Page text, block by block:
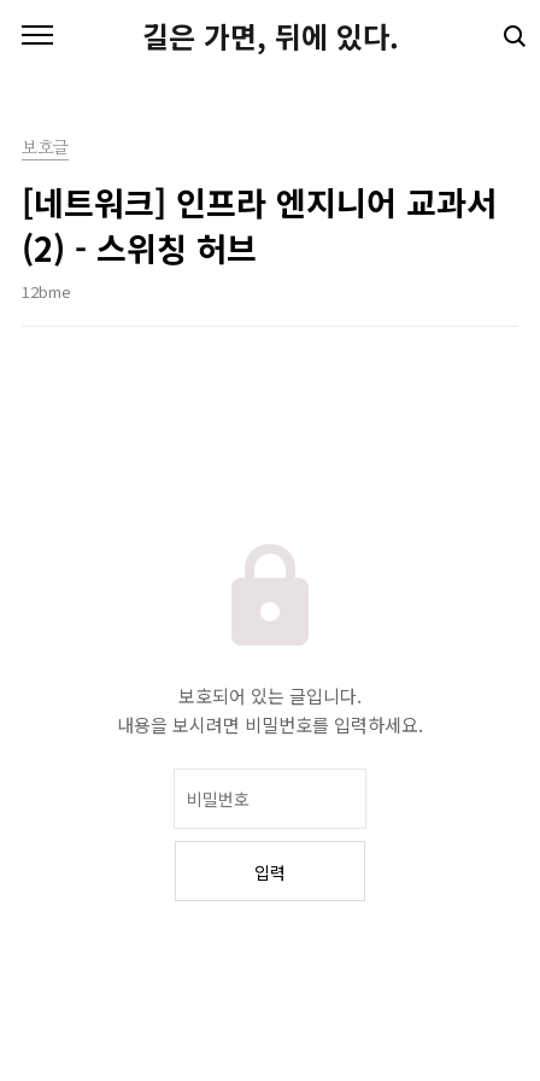
길은 가면, 뒤에 있다.
보호글
[네트워크] 인프라 엔지니어 교과서
(2) - 스위칭 허브
12bme
보호되어 있는 글입니다.
내용을 보시려면 비밀번호를 입력하세요.
입력